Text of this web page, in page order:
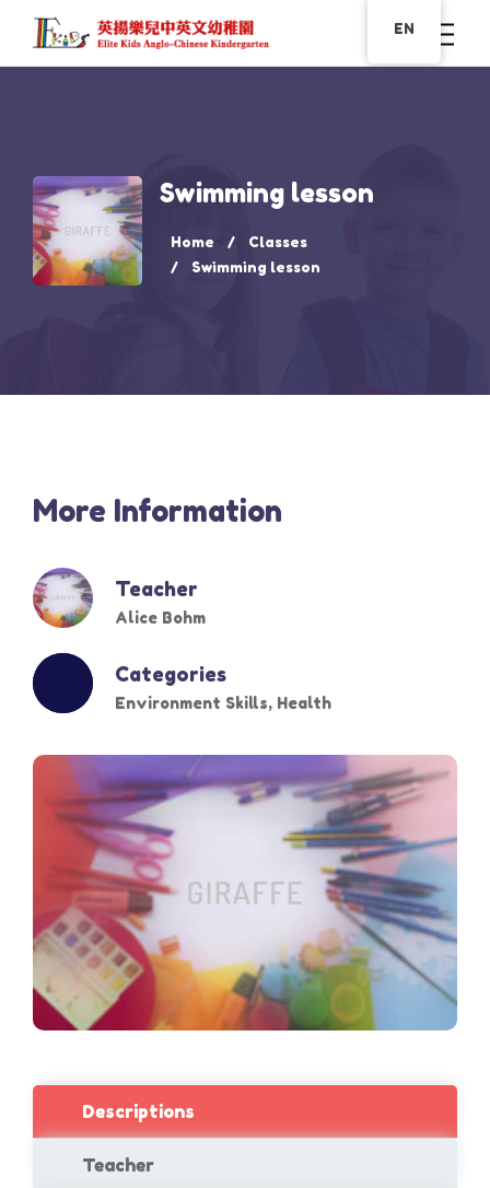
Swimming lesson
Home
Classes
Swimming lesson
More Information
Teacher
Alice Bohm
Categories
Environment Skills, Health
Descriptions
Teacher
EN